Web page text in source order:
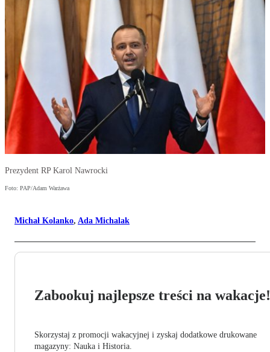
Prezydent RP Karol Nawrocki
Foto: PAP/Adam Warżawa
Michał Kolanko, Ada Michalak
Zabookuj najlepsze treści na wakacje!
Skorzystaj z promocji wakacyjnej i zyskaj dodatkowe drukowane
magazyny: Nauka i Historia.